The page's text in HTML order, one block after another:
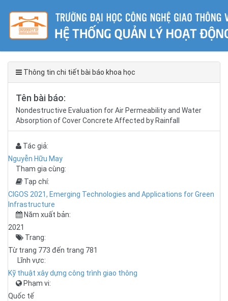
Thông tin chi tiết bài báo khoa học
Tên bài báo:
Nondestructive Evaluation for Air Permeability and Water
Absorption of Cover Concrete Affected by Rainfall
Tác giả:
Nguyễn Hữu May
Tham gia cùng:
Tạp chí:
CIGOS 2021, Emerging Technologies and Applications for Green
Infrastructure
Năm xuất bản:
2021
Trang:
Từ trang 773 đến trang 781
Lĩnh vực:
Kỹ thuật xây dựng công trình giao thông
Phạm vi:
Quốc tế